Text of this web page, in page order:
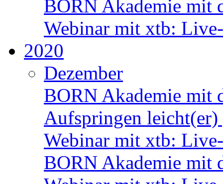
BORN Akademie mit
Webinar mit xtb:
2020
Dezember
BORN Akademie mit
Aufspringen leicht(er)
Webinar mit xtb:
BORN Akademie mit